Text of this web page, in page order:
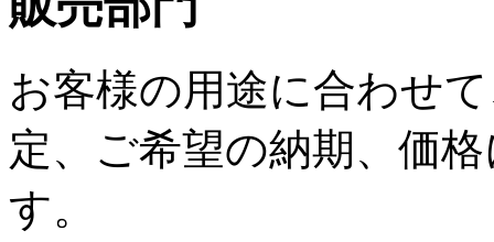
お客様の用途に合わせ
定、ご希望の納期、価
す。